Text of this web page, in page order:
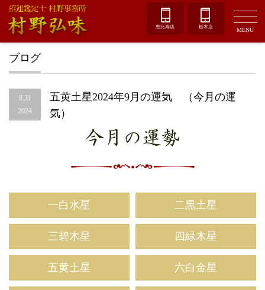
恵比寿店 栃木店 MENU
ブログ
8.31
2024
五黄土星2024年9月の運気 （今月の運
気）
今月の運勢
一白水星 二黒土星
三碧木星 四緑木星
五黄土星 六白金星